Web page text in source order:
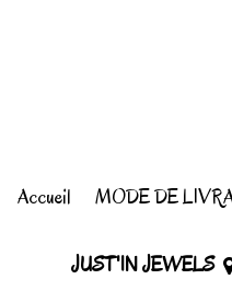
Accueil MODE DE
JUST'IN JEWELS